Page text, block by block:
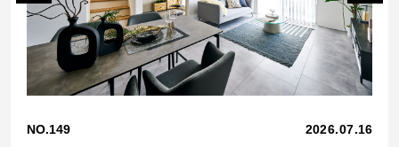
NO.149 2026.07.16